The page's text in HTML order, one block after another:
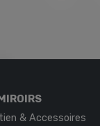
& Accessoires